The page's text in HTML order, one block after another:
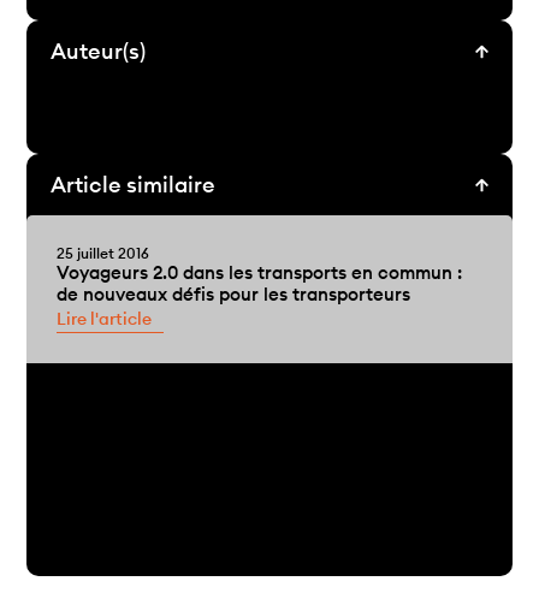
Auteur(s)
Article similaire
25 juillet 2016
Voyageurs 2.0 dans les transports en commun :
de nouveaux défis pour les transporteurs
Lire l'article